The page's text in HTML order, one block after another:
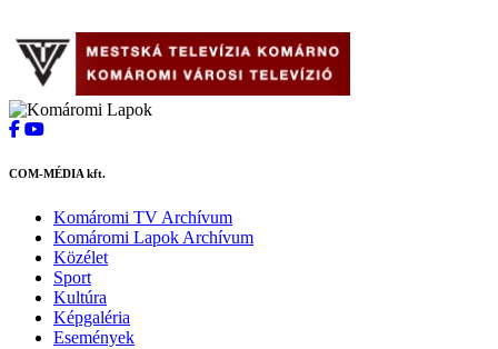
COM-MÉDIA kft.
Komáromi TV Archívum
Komáromi Lapok Archívum
Közélet
Sport
Kultúra
Képgaléria
Események